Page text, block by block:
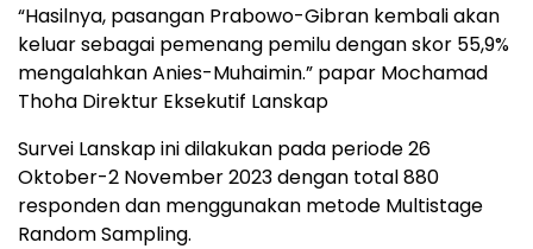
“Hasilnya, pasangan Prabowo-Gibran kembali akan
keluar sebagai pemenang pemilu dengan skor 55,9%
mengalahkan Anies-Muhaimin.” papar Mochamad
Thoha Direktur Eksekutif Lanskap
Survei Lanskap ini dilakukan pada periode 26
Oktober-2 November 2023 dengan total 880
responden dan menggunakan metode Multistage
Random Sampling.